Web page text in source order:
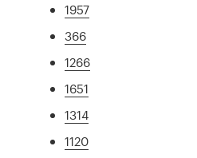
1957
366
1266
1651
1314
1120